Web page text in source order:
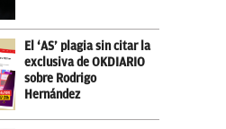
El ‘AS’ plagia sin citar la
exclusiva de OKDIARIO
sobre Rodrigo
Hernández